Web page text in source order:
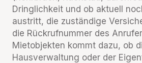
Dringlichkeit und ob aktuell
austritt, die zuständige
die Rückrufnummer des
Mietobjekten kommt dazu, ob
Hausverwaltung oder der